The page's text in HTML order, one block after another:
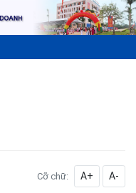
Cỡ chữ: A+ A-